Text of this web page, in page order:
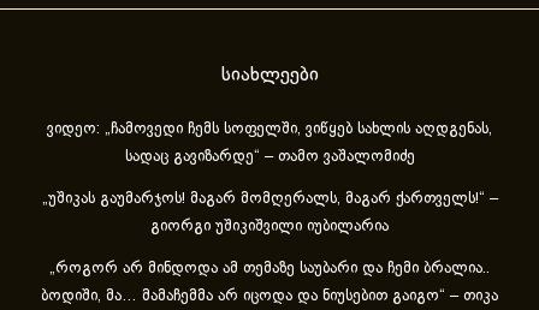
სიახლეები
ვიდეო: „ჩამოვედი ჩემს სოფელში, ვიწყებ სახლის აღდგენას,
სადაც გავიზარდე“ – თამო ვაშალომიძე
„უშიკას გაუმარჯოს! მაგარ მომღერალს, მაგარ ქართველს!“ –
გიორგი უშიკიშვილი იუბილარია
„როგორ არ მინდოდა ამ თემაზე საუბარი და ჩემი ბრალია..
ბოდიში, მა… მამაჩემმა არ იცოდა და ნიუსებით გაიგო“ – თიკა